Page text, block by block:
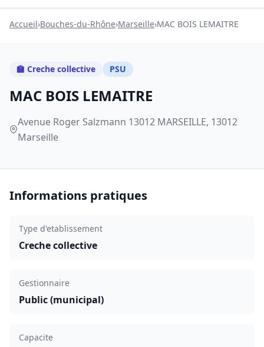
Accueil›Bouches-du-Rhône›Marseille›MAC BOIS LEMAITRE
🏫 Creche collective PSU
MAC BOIS LEMAITRE
Avenue Roger Salzmann 13012 MARSEILLE, 13012
Marseille
Informations pratiques
Type d'etablissement
Creche collective
Gestionnaire
Public (municipal)
Capacite